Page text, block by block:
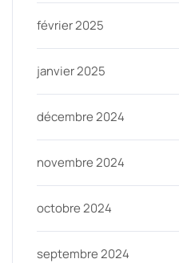
février 2025
janvier 2025
décembre 2024
novembre 2024
octobre 2024
septembre 2024